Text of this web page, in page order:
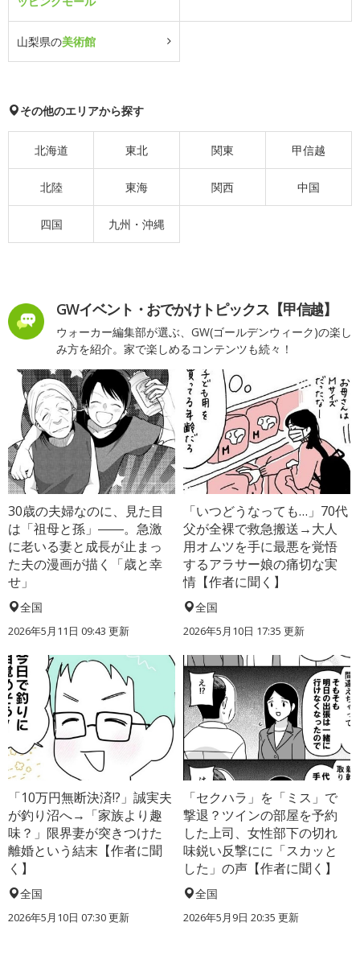
山梨県の美術館
その他のエリアから探す
北海道 東北 関東 甲信越
北陸 東海 関西 中国
四国 九州・沖縄
GWイベント・おでかけトピックス【甲信越】
ウォーカー編集部が選ぶ、GW(ゴールデンウィーク)の楽し
み方を紹介。家で楽しめるコンテンツも続々！
30歳の夫婦なのに、見た目
は「祖母と孫」――。急激
に老いる妻と成長が止まっ
た夫の漫画が描く「歳と幸
せ」
全国
2026年5月11日 09:43 更新
「いつどうなっても…」70代
父が全裸で救急搬送→大人
用オムツを手に最悪を覚悟
するアラサー娘の痛切な実
情【作者に聞く】
全国
2026年5月10日 17:35 更新
「10万円無断決済!?」誠実夫
が釣り沼へ→「家族より趣
味？」限界妻が突きつけた
離婚という結末【作者に聞
く】
全国
2026年5月10日 07:30 更新
「セクハラ」を「ミス」で
撃退？ツインの部屋を予約
した上司、女性部下の切れ
味鋭い反撃にに「スカッと
した」の声【作者に聞く】
全国
2026年5月9日 20:35 更新